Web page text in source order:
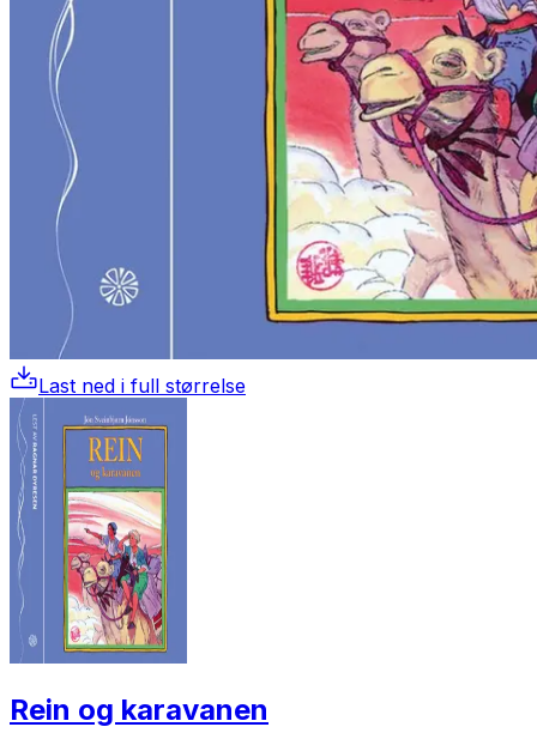
Last ned i full størrelse
Rein og karavanen